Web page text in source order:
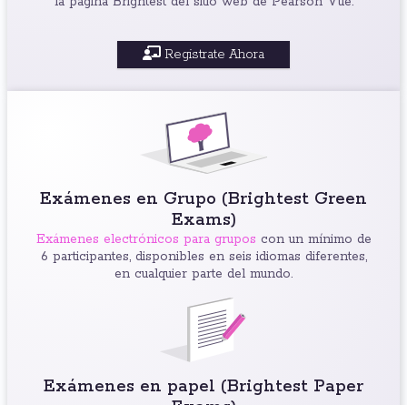
Registrate Ahora
Exámenes en Grupo (Brightest Green
Exams)
Exámenes electrónicos para grupos con un mínimo de
6 participantes, disponibles en seis idiomas diferentes,
en cualquier parte del mundo.
Exámenes en papel (Brightest Paper